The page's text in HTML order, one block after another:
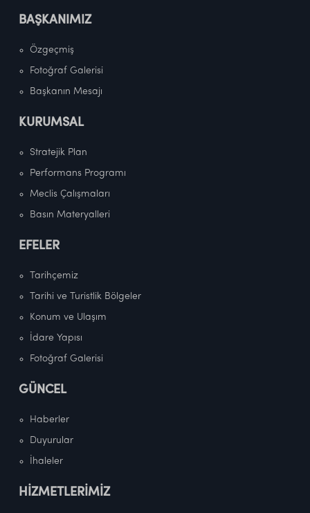
BAŞKANIMIZ
Özgeçmiş
Fotoğraf Galerisi
Başkanın Mesajı
KURUMSAL
Stratejik Plan
Performans Programı
Meclis Çalışmaları
Basın Materyalleri
EFELER
Tarihçemiz
Tarihi ve Turistlik Bölgeler
Konum ve Ulaşım
İdare Yapısı
Fotoğraf Galerisi
GÜNCEL
Haberler
Duyurular
İhaleler
HİZMETLERİMİZ